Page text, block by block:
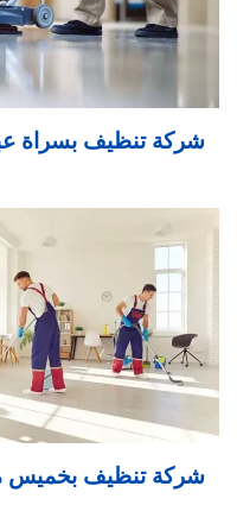
شركة تنظيف بسراة
شركة تنظيف